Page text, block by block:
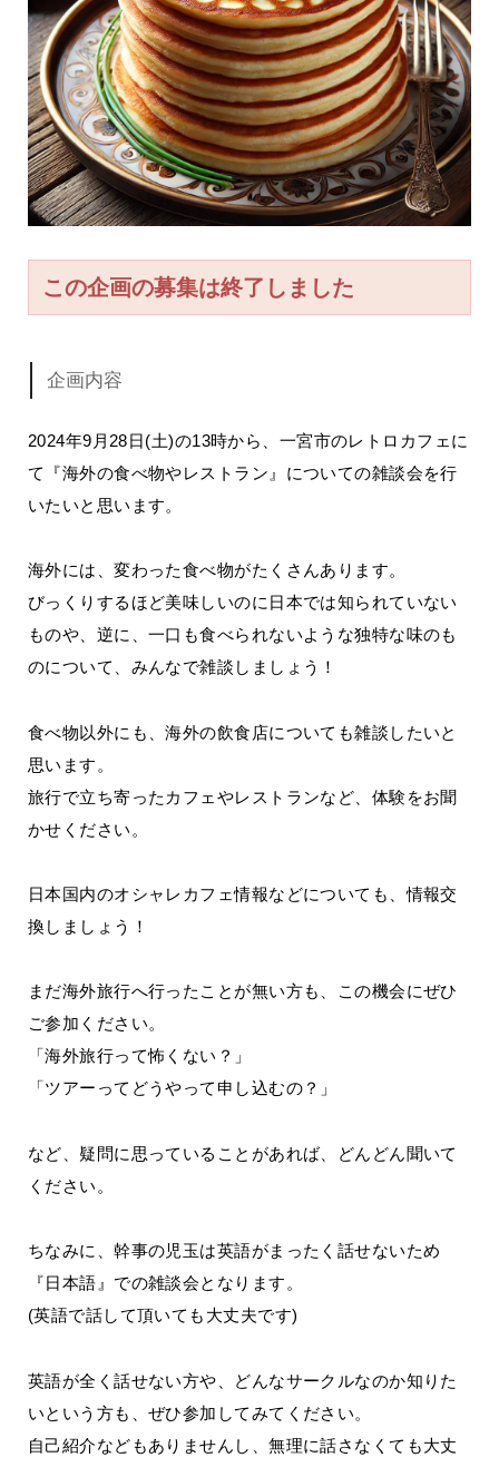
この企画の募集は終了しました
企画内容
2024年9月28日(土)の13時から、一宮市のレトロカフェに
て『海外の食べ物やレストラン』についての雑談会を行
いたいと思います。
海外には、変わった食べ物がたくさんあります。
びっくりするほど美味しいのに日本では知られていない
ものや、逆に、一口も食べられないような独特な味のも
のについて、みんなで雑談しましょう！
食べ物以外にも、海外の飲食店についても雑談したいと
思います。
旅行で立ち寄ったカフェやレストランなど、体験をお聞
かせください。
日本国内のオシャレカフェ情報などについても、情報交
換しましょう！
まだ海外旅行へ行ったことが無い方も、この機会にぜひ
ご参加ください。
「海外旅行って怖くない？」
「ツアーってどうやって申し込むの？」
など、疑問に思っていることがあれば、どんどん聞いて
ください。
ちなみに、幹事の児玉は英語がまったく話せないため
『日本語』での雑談会となります。
(英語で話して頂いても大丈夫です)
英語が全く話せない方や、どんなサークルなのか知りた
いという方も、ぜひ参加してみてください。
自己紹介などもありませんし、無理に話さなくても大丈